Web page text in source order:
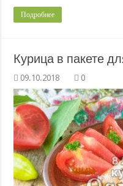
Подробнее
Курица в пакете
0